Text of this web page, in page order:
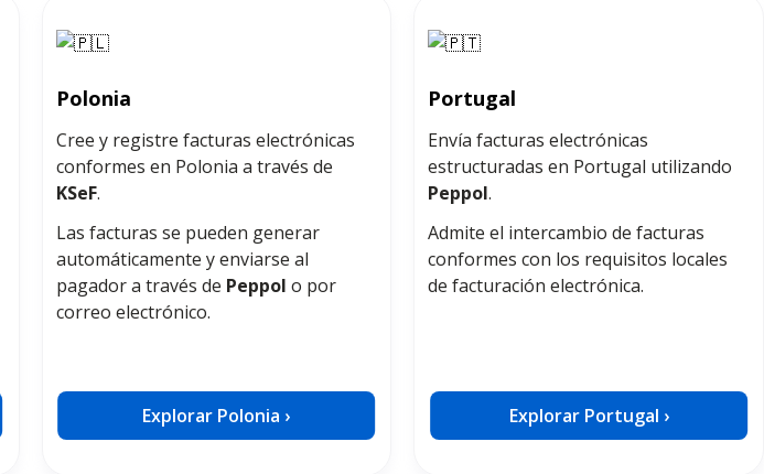
Polonia
Cree y registre facturas electrónicas
conformes en Polonia a través de
KSeF.
Las facturas se pueden generar
automáticamente y enviarse al
pagador a través de Peppol o por
correo electrónico.
Explorar Polonia ›
Portugal
Envía facturas electrónicas
estructuradas en Portugal utilizando
Peppol.
Admite el intercambio de facturas
conformes con los requisitos locales
de facturación electrónica.
Explorar Portugal ›